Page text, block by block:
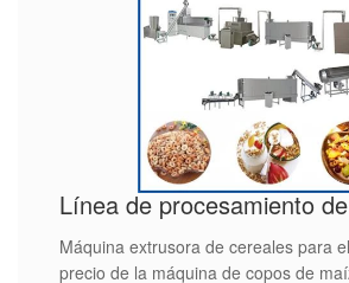
Máquina extrusora de cereales para
precio de la máquina de copos de